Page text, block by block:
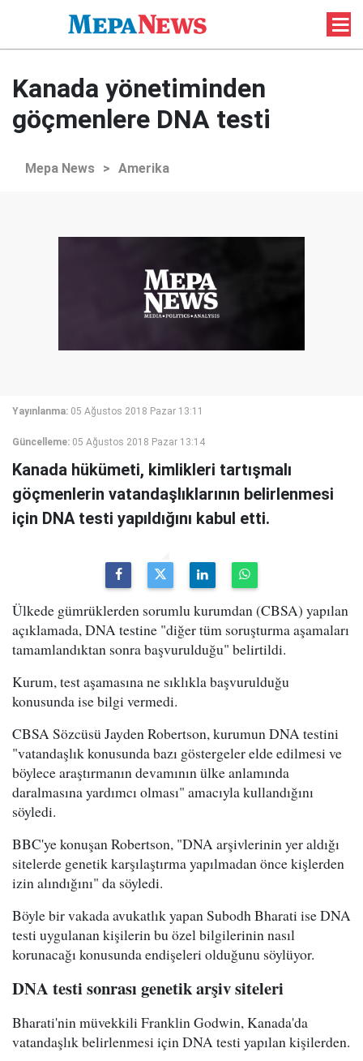
Kanada yönetiminden
göçmenlere DNA testi
Mepa News > Amerika
Yayınlanma: 05 Ağustos 2018 Pazar 13:11
Güncelleme: 05 Ağustos 2018 Pazar 13:14
Kanada hükümeti, kimlikleri tartışmalı
göçmenlerin vatandaşlıklarının belirlenmesi
için DNA testi yapıldığını kabul etti.
Ülkede gümrüklerden sorumlu kurumdan (CBSA) yapılan
açıklamada, DNA testine "diğer tüm soruşturma aşamaları
tamamlandıktan sonra başvurulduğu" belirtildi.
Kurum, test aşamasına ne sıklıkla başvurulduğu
konusunda ise bilgi vermedi.
CBSA Sözcüsü Jayden Robertson, kurumun DNA testini
"vatandaşlık konusunda bazı göstergeler elde edilmesi ve
böylece araştırmanın devamının ülke anlamında
daralmasına yardımcı olması" amacıyla kullandığını
söyledi.
BBC'ye konuşan Robertson, "DNA arşivlerinin yer aldığı
sitelerde genetik karşılaştırma yapılmadan önce kişlerden
izin alındığını" da söyledi.
Böyle bir vakada avukatlık yapan Subodh Bharati ise DNA
testi uygulanan kişilerin bu özel bilgilerinin nasıl
korunacağı konusunda endişeleri olduğunu söylüyor.
DNA testi sonrası genetik arşiv siteleri
Bharati'nin müvekkili Franklin Godwin, Kanada'da
vatandaşlık belirlenmesi için DNA testi yapılan kişilerden.